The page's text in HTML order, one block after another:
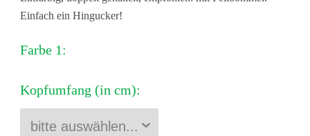
Einfach ein Hingucker!
Farbe 1:
Kopfumfang (in cm):